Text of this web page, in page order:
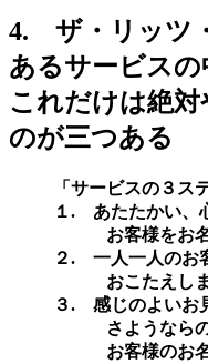
4. ザ・リッツ
あるサービスの
これだけは絶
のが三つある
「サービスの３
１. あたたかい、
お客様をお名
２. 一人一人のお
おこたえしま
３. 感じのよいお
さようならのご
お客様のお名